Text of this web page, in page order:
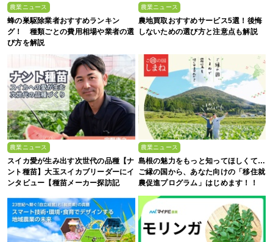
農業ニュース
蜂の巣駆除業者おすすめランキン
グ！ 種類ごとの費用相場や業者の選
び方を解説
農業ニュース
農地買取おすすめサービス5選！後悔
しないための選び方と注意点も解説
農業ニュース
スイカ愛が生み出す次世代の品種【ナ
ント種苗】大玉スイカブリーダーにイ
ンタビュー【種苗メーカー探訪記
農業ニュース
島根の魅力をもっと知ってほしくて…
ご縁の国から、あなた向けの「移住就
農促進プログラム」はじめます！！